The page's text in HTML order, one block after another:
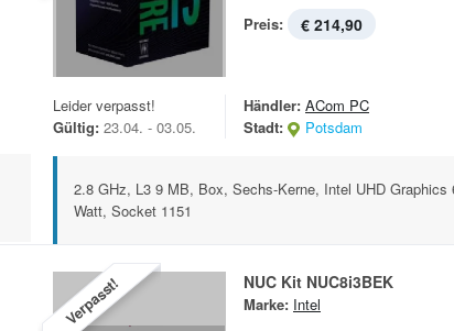
Preis: € 214,90
Leider verpasst!
Gültig: 23.04. - 03.05.
Händler: ACom PC
Stadt:
Potsdam
2.8 GHz, L3 9 MB, Box, Sechs-Kerne, Intel UHD Graphics
Watt, Socket 1151
Verpasst! NUC Kit NUC8i3BEK
Marke: Intel